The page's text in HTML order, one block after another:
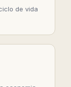
de vida